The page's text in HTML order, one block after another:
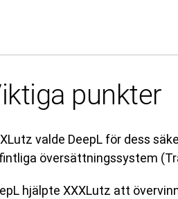
punkter
valde DeepL för dess
översättningssystem
hjälpte XXXLutz att